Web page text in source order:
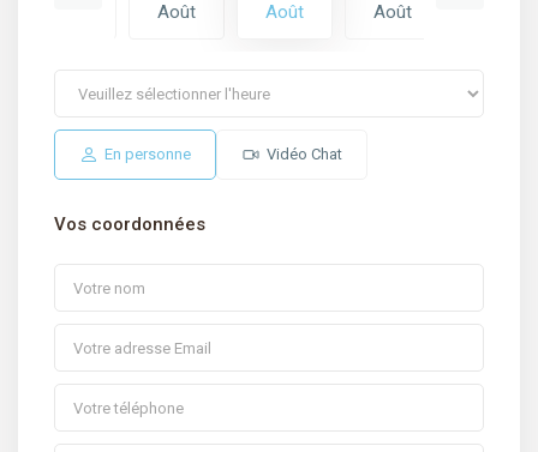
Août Août Août
En personne Vidéo Chat
Vos coordonnées